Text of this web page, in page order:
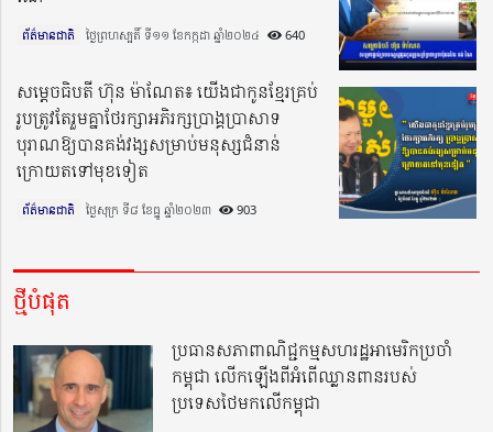
ព័ត៌មានជាតិ ថ្ងៃព្រហស្បតិ៍ ទី១១ ខែកក្កដា ឆ្នាំ២០២៤​ 640
សម្តេចធិបតី ហ៊ុន ម៉ាណែត៖ យើងជាកូនខ្មែរគ្រប់
រូបត្រូវតែរួមគ្នាថែរក្សាអភិរក្សប្រាង្គប្រាសាទ
បុរាណឱ្យបានគង់វង្សសម្រាប់មនុស្សជំនាន់
ក្រោយតទៅមុខទៀត
ព័ត៌មានជាតិ ថ្ងៃសុក្រ ទី៨ ខែធ្នូ ឆ្នាំ២០២៣​ 903
ថ្មីបំផុត
ប្រធានសភាពាណិជ្ជកម្មសហរដ្ឋអាមេរិកប្រចាំ
កម្ពុជា លើកឡើងពីអំពើឈ្លានពានរបស់
ប្រទេសថៃមកលើកម្ពុជា